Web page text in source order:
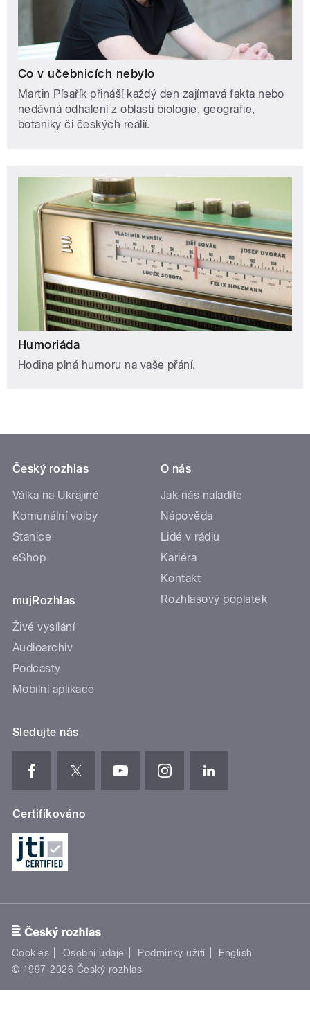
Co v učebnicích nebylo
Martin Písařík přináší každý den zajímavá fakta nebo
nedávná odhalení z oblasti biologie, geografie,
botaniky či českých reálií.
Humoriáda
Hodina plná humoru na vaše přání.
Český rozhlas
Válka na Ukrajině
Komunální volby
Stanice
eShop
mujRozhlas
Živé vysílání
Audioarchiv
Podcasty
Mobilní aplikace
O nás
Jak nás naladíte
Nápověda
Lidé v rádiu
Kariéra
Kontakt
Rozhlasový poplatek
Sledujte nás
Certifikováno
Cookies Osobní údaje Podmínky užití
English
© 1997-2026 Český rozhlas